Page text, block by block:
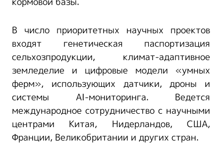
В число приоритетных научных проектов
входят генетическая паспортизация
сельхозпродукции, климат-адаптивное
земледелие и цифровые модели «умных
ферм», использующих датчики, дроны и
системы AI-мониторинга. Ведется
международное сотрудничество с научными
центрами Китая, Нидерландов, США,
Франции, Великобритании и других стран.